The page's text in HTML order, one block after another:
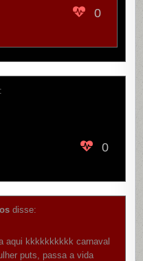
0
0
disse:
aqui kkkkkkkkkk carnaval
puts, passa a vida